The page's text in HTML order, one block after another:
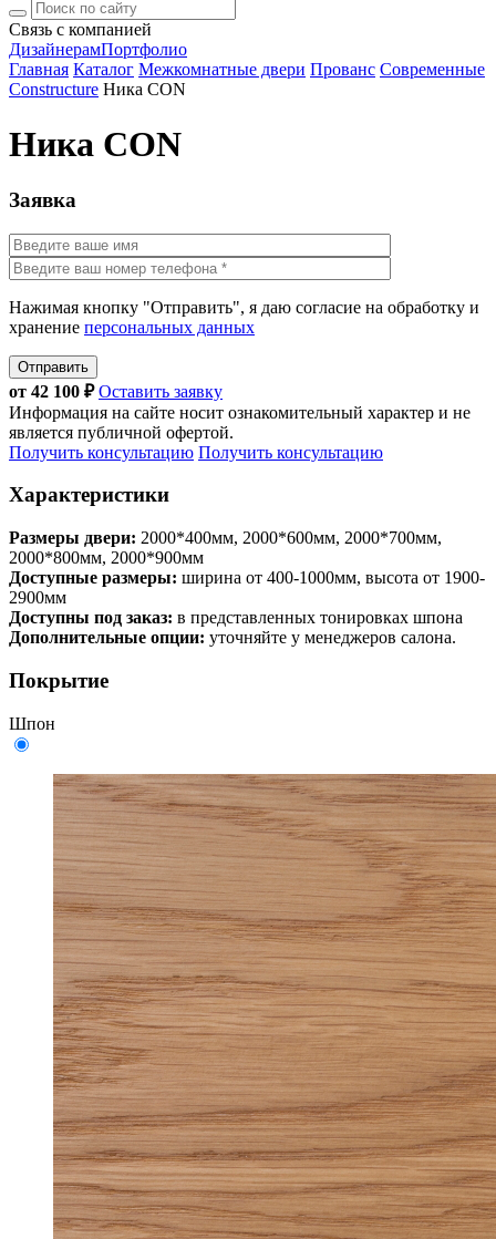
Связь с компанией
ДизайнерамПортфолио
Главная Каталог Межкомнатные двери Прованс Современные
Constructure Ника CON
Ника CON
Заявка
Нажимая кнопку "Отправить", я даю согласие на обработку и
хранение персональных данных
Отправить
от 42 100 ₽Оставить заявку
Информация на сайте носит ознакомительный характер и не
является публичной офертой.
Получить консультацию Получить консультацию
Характеристики
Размеры двери: 2000*400мм, 2000*600мм, 2000*700мм,
2000*800мм, 2000*900мм
Доступные размеры: ширина от 400-1000мм, высота от 1900-
2900мм
Доступны под заказ: в представленных тонировках шпона
Дополнительные опции: уточняйте у менеджеров салона.
Покрытие
Шпон